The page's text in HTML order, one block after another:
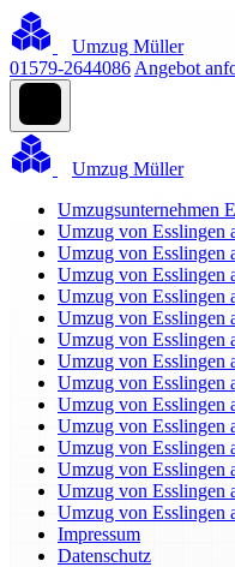
Umzug Müller
01579-2644086 Angebot
Umzug Müller
Umzugsunternehmen
Umzug von Esslingen
Umzug von Esslingen
Umzug von Esslingen
Umzug von Esslingen
Umzug von Esslingen
Umzug von Esslingen
Umzug von Esslingen
Umzug von Esslingen
Umzug von Esslingen
Umzug von Esslingen
Umzug von Esslingen
Umzug von Esslingen
Umzug von Esslingen
Umzug von Esslingen
Impressum
Datenschutz